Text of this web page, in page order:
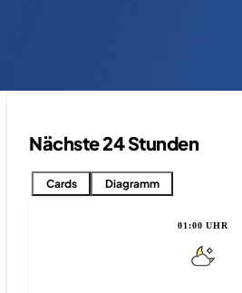
Nächste 24 Stunden
Cards Diagramm
01:00 UHR